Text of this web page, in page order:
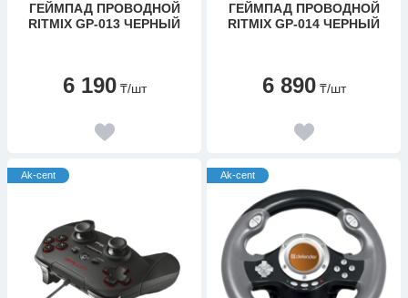
ГЕЙМПАД ПРОВОДНОЙ
RITMIX GP-013 ЧЕРНЫЙ
6 190 ₸/шт
ГЕЙМПАД ПРОВОДНОЙ
RITMIX GP-014 ЧЕРНЫЙ
6 890 ₸/шт
Ak-cent Ak-cent